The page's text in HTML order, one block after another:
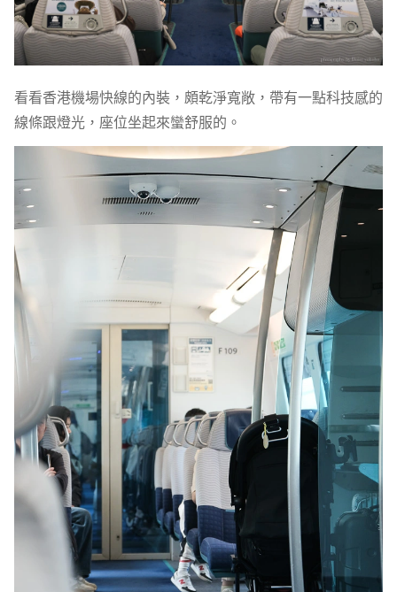
看看香港機場快線的內裝，頗乾淨寬敞，帶有一點科技感的
線條跟燈光，座位坐起來蠻舒服的。